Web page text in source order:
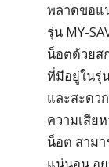
พลาดขอแ
รุ่น MY-
น็อตด้วยส
ที่มีอยู่ในรุ่
และสะดว
ความเสีย
น็อต สาม